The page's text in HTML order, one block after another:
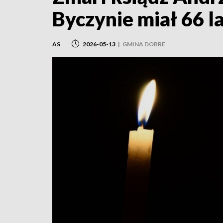
Byczynie miał 66
AS 2026-05-13 | GMINA DOBRE